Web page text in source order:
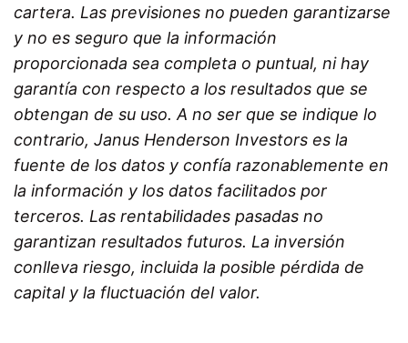
cartera. Las previsiones no pueden garantizarse
y no es seguro que la información
proporcionada sea completa o puntual, ni hay
garantía con respecto a los resultados que se
obtengan de su uso. A no ser que se indique lo
contrario, Janus Henderson Investors es la
fuente de los datos y confía razonablemente en
la información y los datos facilitados por
terceros. Las rentabilidades pasadas no
garantizan resultados futuros. La inversión
conlleva riesgo, incluida la posible pérdida de
capital y la fluctuación del valor.